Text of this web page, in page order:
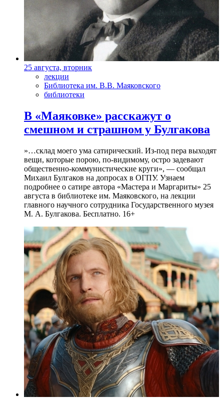
25 августа, вторник
лекции
Библиотека им. В.В. Маяковского
библиотеки
В «Маяковке» расскажут о
смешном и страшном у Булгакова
»…склад моего ума сатирический. Из-под пера выходят
вещи, которые порою, по-видимому, остро задевают
общественно-коммунистические круги», — сообщал
Михаил Булгаков на допросах в ОГПУ. Узнаем
подробнее о сатире автора «Мастера и Маргариты» 25
августа в библиотеке им. Маяковского, на лекции
главного научного сотрудника Государственного музея
М. А. Булгакова. Бесплатно. 16+